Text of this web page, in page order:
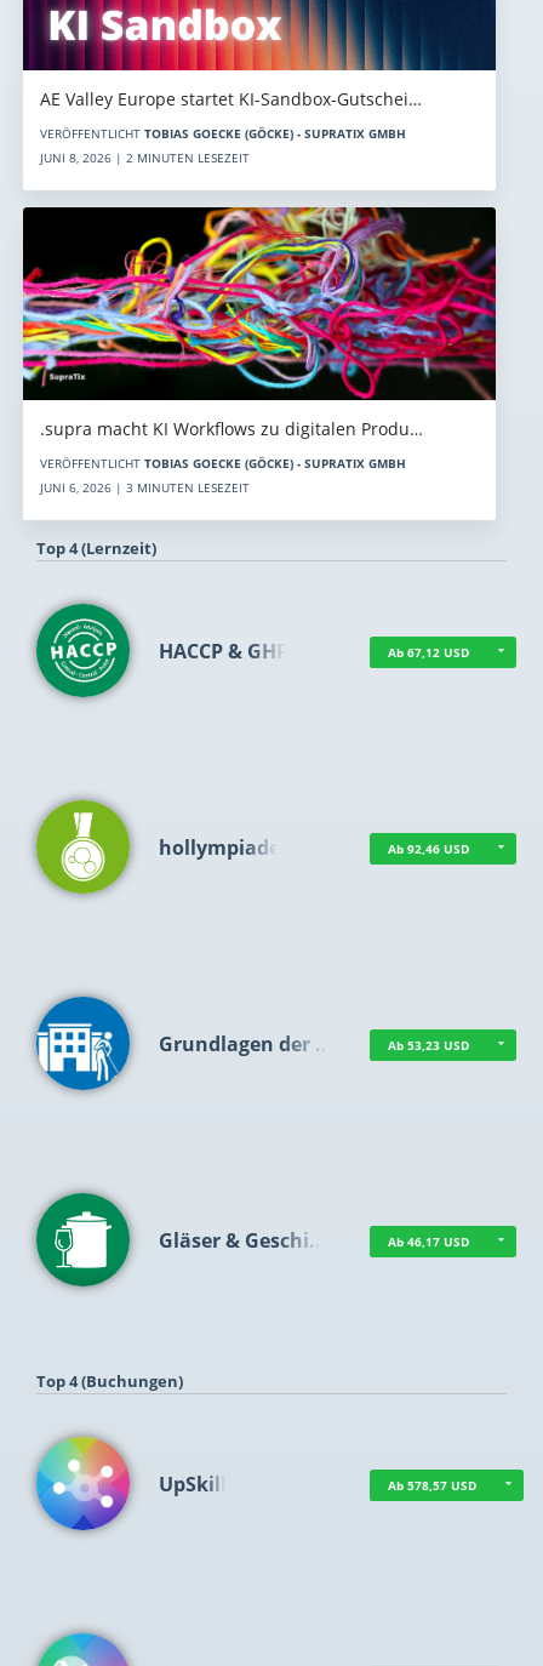
AE Valley Europe startet KI-Sandbox-Gutschei…
VERÖFFENTLICHT TOBIAS GOECKE (GÖCKE) - SUPRATIX GMBH
JUNI 8, 2026 | 2 MINUTEN LESEZEIT
.supra macht KI Workflows zu digitalen Produ…
VERÖFFENTLICHT TOBIAS GOECKE (GÖCKE) - SUPRATIX GMBH
JUNI 6, 2026 | 3 MINUTEN LESEZEIT
Top 4 (Lernzeit)
HACCP & GHP Ab 67,12 USD
hollympiade Ab 92,46 USD
Grundlagen der … Ab 53,23 USD
Gläser & Geschi… Ab 46,17 USD
Top 4 (Buchungen)
UpSkill Ab 578,57 USD